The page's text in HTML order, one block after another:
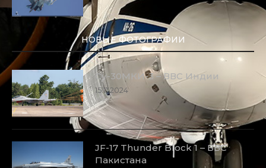
НОВЫЕ ФОТОГРАФИИ
Су-30МКИ-3 – ВВС Индии
15.11.2024
JF-17 Thunder Block 1 – ВВС
Пакистана